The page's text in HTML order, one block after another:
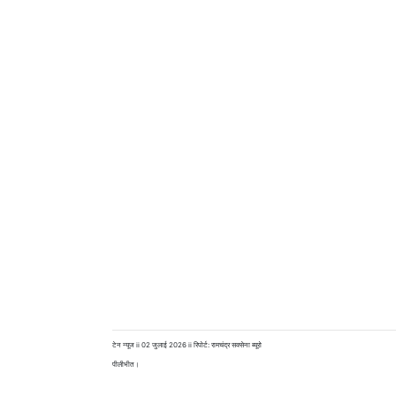
टेन न्यूज ii 02 जुलाई 2026 ii रिपोर्ट: रामचंद्र सक्सेना ब्यूरो
पीलीभीत।